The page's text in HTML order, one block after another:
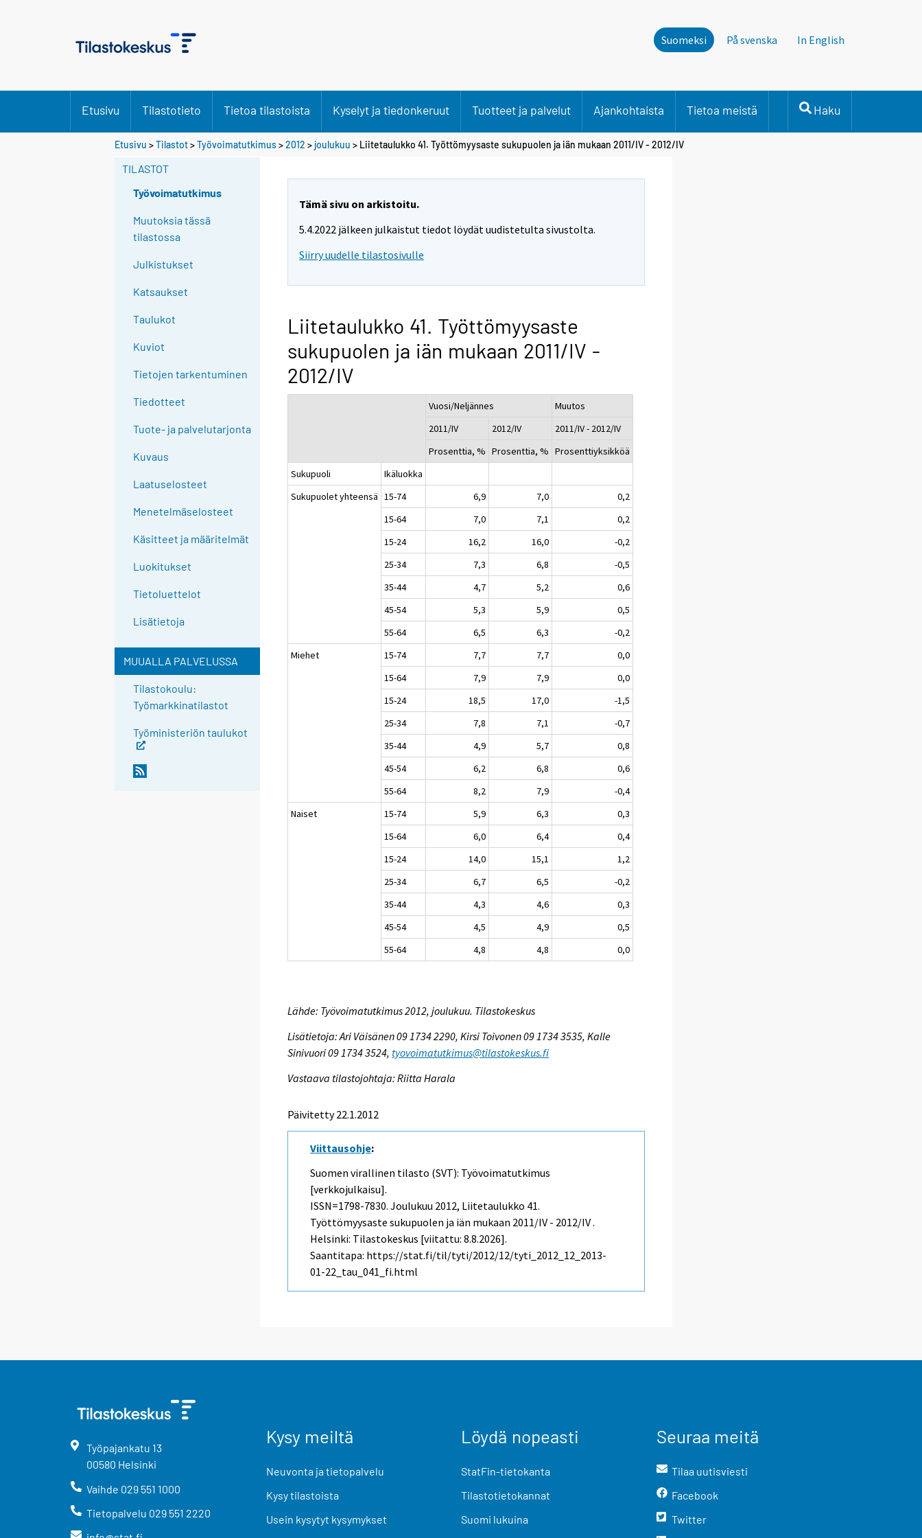
Suomeksi På svenska In English
Etusivu Tilastotieto Tietoa tilastoista Kyselyt ja tiedonkeruut Tuotteet ja palvelut Ajankohtaista Tietoa meistä Haku
Etusivu >Tilastot>Työvoimatutkimus>2012 > joulukuu > Liitetaulukko 41. Työttömyysaste sukupuolen ja iän mukaan 2011/IV - 2012/IV
TILASTOT
Työvoimatutkimus
Muutoksia tässä
tilastossa
Julkistukset
Katsaukset
Taulukot
Kuviot
Tietojen tarkentuminen
Tiedotteet
Tuote- ja palvelutarjonta
Kuvaus
Laatuselosteet
Menetelmäselosteet
Käsitteet ja määritelmät
Luokitukset
Tietoluettelot
Lisätietoja
MUUALLA PALVELUSSA
Tilastokoulu:
Työmarkkinatilastot
Työministeriön taulukot
Tämä sivu on arkistoitu.
5.4.2022 jälkeen julkaistut tiedot löydät uudistetulta sivustolta.
Siirry uudelle tilastosivulle
Liitetaulukko 41. Työttömyysaste
sukupuolen ja iän mukaan 2011/IV -
2012/IV
Vuosi/Neljännes
Muutos
2011/IV
2012/IV
2011/IV - 2012/IV
Prosenttia, % Prosenttia, % Prosenttiyksikköä
Sukupuoli
Ikäluokka
Sukupuolet yhteensä 15-74 6,9 7,0
0,2
15-64
7,0 7,1
0,2
15-24
16,2 16,0
-0,2
25-34
7,3 6,8
-0,5
35-44
4,7 5,2
0,6
45-54
5,3 5,9
0,5
55-64
6,5 6,3
-0,2
Miehet
15-74 7,7 7,7
0,0
15-64
7,9 7,9
0,0
15-24
18,5 17,0
-1,5
25-34
7,8 7,1
-0,7
35-44
4,9 5,7
0,8
45-54
6,2 6,8
0,6
55-64
8,2 7,9
-0,4
Naiset
15-74 5,9 6,3
0,3
15-64
6,0 6,4
0,4
15-24
14,0 15,1
1,2
25-34
6,7 6,5
-0,2
35-44
4,3 4,6
0,3
45-54
4,5 4,9
0,5
55-64
4,8 4,8 0,0
Lähde: Työvoimatutkimus 2012, joulukuu. Tilastokeskus
Lisätietoja: Ari Väisänen 09 1734 2290, Kirsi Toivonen 09 1734 3535, Kalle
Sinivuori 09 1734 3524, tyovoimatutkimus@tilastokeskus.fi
Vastaava tilastojohtaja: Riitta Harala
Päivitetty 22.1.2012
Viittausohje:
Suomen virallinen tilasto (SVT): Työvoimatutkimus
[verkkojulkaisu].
ISSN=1798-7830.Joulukuu 2012, Liitetaulukko 41.
Työttömyysaste sukupuolen ja iän mukaan 2011/IV - 2012/IV .
Helsinki: Tilastokeskus [viitattu: 8.8.2026].
Saantitapa: https://stat.fi/til/tyti/2012/12/tyti_2012_12_2013-
01-22_tau_041_fi.html
Työpajankatu 13
00580 Helsinki
Vaihde 029 551 1000
Tietopalvelu 029 551 2220
Kysy meiltä
Neuvonta ja tietopalvelu
Kysy tilastoista
Usein kysytyt kysymykset
Löydä nopeasti
StatFin-tietokanta
Tilastotietokannat
Suomi lukuina
Seuraa meitä
Tilaa uutisviesti
Facebook
Twitter